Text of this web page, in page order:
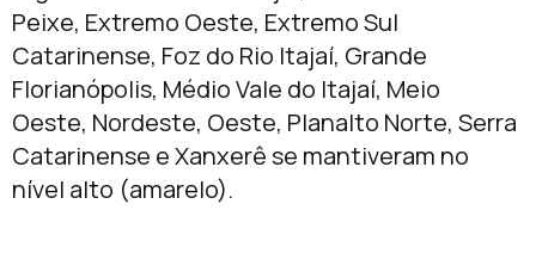
Peixe, Extremo Oeste, Extremo Sul
Catarinense, Foz do Rio Itajaí, Grande
Florianópolis, Médio Vale do Itajaí, Meio
Oeste, Nordeste, Oeste, Planalto Norte, Serra
Catarinense e Xanxerê se mantiveram no
nível alto (amarelo).